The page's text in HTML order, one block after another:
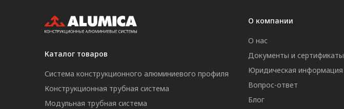
Каталог товаров
Система конструкционного алюминиевого профиля
Конструкционная трубная система
Модульная трубная система
О компании
О нас
Документы и сертификаты
Юридическая информация
Вопрос-ответ
Блог